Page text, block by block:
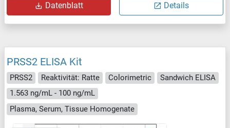
Datenblatt Details
PRSS2 ELISA Kit
PRSS2 Reaktivität: Ratte Colorimetric
Sandwich ELISA
1.563 ng/mL - 100 ng/mL
Plasma, Serum, Tissue Homogenate